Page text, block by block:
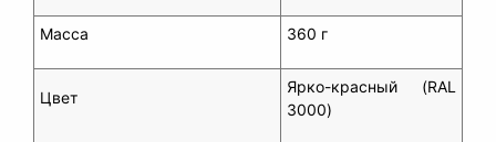
Масса 360 г
Цвет
Ярко-красный (RAL
3000)